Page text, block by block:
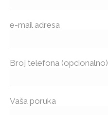
e-mail adresa
Broj telefona (opcionalno)
Vaša poruka